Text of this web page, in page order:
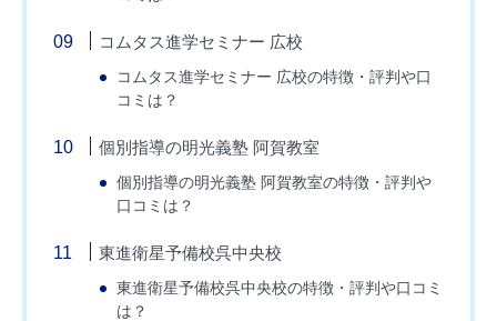
コムタス進学セミナー 広校
コムタス進学セミナー 広校の特徴・評判や口
コミは？
個別指導の明光義塾 阿賀教室
個別指導の明光義塾 阿賀教室の特徴・評判や
口コミは？
東進衛星予備校呉中央校
東進衛星予備校呉中央校の特徴・評判や口コミ
は？